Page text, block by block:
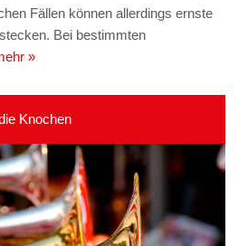
Fällen können allerdings ernste
Bei bestimmten
»
Knochen